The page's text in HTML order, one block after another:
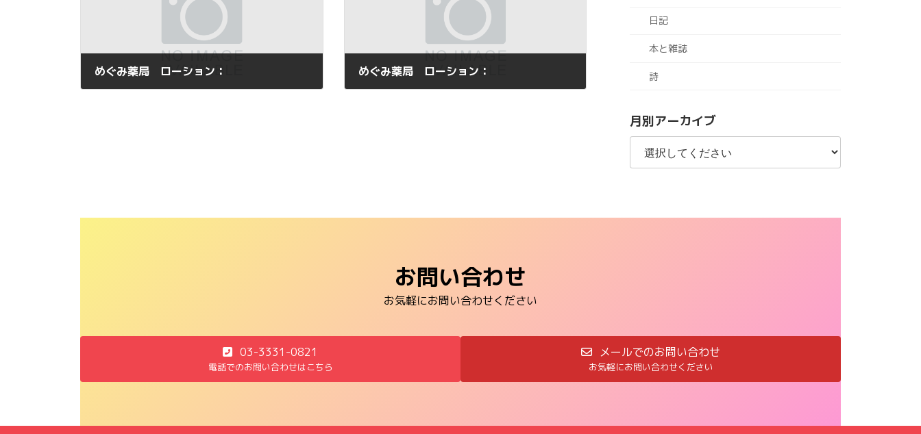
めぐみ薬局 ローション： めぐみ薬局 ローション：
日記
本と雑誌
詩
月別アーカイブ
お問い合わせ
お気軽にお問い合わせください
03-3331-0821
電話でのお問い合わせはこちら
メールでのお問い合わせ
お気軽にお問い合わせください